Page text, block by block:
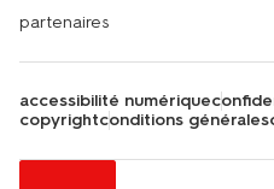
partenaires
accessibilité numérique
copyrightconditions générales